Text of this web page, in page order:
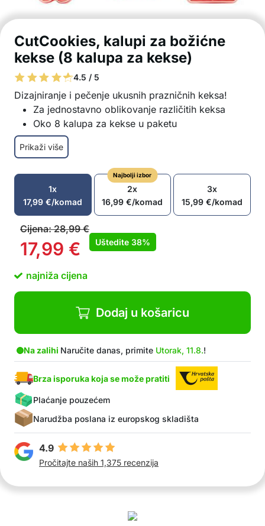
CutCookies, kalupi za božićne
kekse (8 kalupa za kekse)
4.5 / 5
Dizajniranje i pečenje ukusnih prazničnih keksa!
Za jednostavno oblikovanje različitih keksa
Oko 8 kalupa za kekse u paketu
Materijali visoke kvalitete za sigurnu i
jednostavnu upotrebu
Pogodno za različite vrste tijesta
Lako za održavanje
Odlična ideja za poklon
Idealan izbor za provođenje vremena zajedno
U paketu: 8x kalup za kekse
Prikaži više
1x
17,99€/komad
Najbolji izbor
2x
16,99€/komad
3x
15,99€/komad
Cijena:28,99€
17,99 € Uštedite 38%
najniža cijena
Dodaj u košaricu
Na zalihi Naručite danas, primite Utorak, 11.8.!
Brza isporuka koja se može pratiti
Plaćanje pouzećem
Narudžba poslana iz europskog skladišta
4.9
Pročitajte naših 1,375 recenzija